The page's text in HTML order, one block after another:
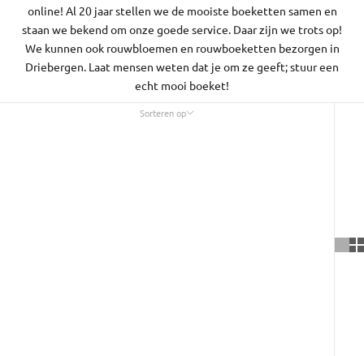
online! Al 20 jaar stellen we de mooiste boeketten samen en
staan we bekend om onze goede service. Daar zijn we trots op!
We kunnen ook rouwbloemen en rouwboeketten bezorgen in
Driebergen. Laat mensen weten dat je om ze geeft; stuur een
echt mooi boeket!
Sorteren op